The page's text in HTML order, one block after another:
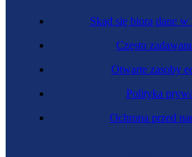
Skąd się biorą dane
Często
Otwarte zasoby
Polityka
Ochrona przed